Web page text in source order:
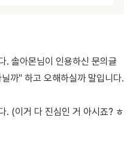
. 솔아몬님이 인용하신 문의글
까" 하고 오해하실까 말입니다.
. (이거 다 진심인 거 아시죠? ㅎ